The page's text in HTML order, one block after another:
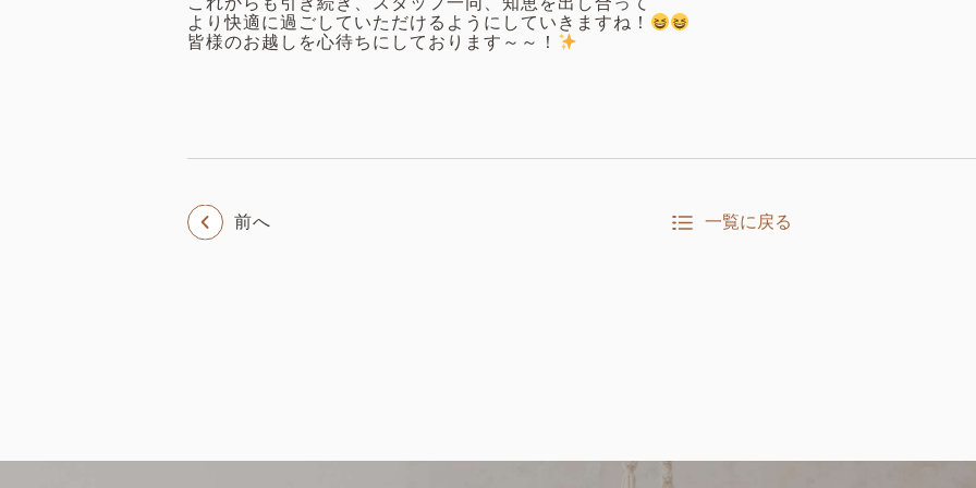
より快適に過ごしていただけるようにしていきますね！
皆様のお越しを心待ちにしております～～！
前へ 一覧に戻る